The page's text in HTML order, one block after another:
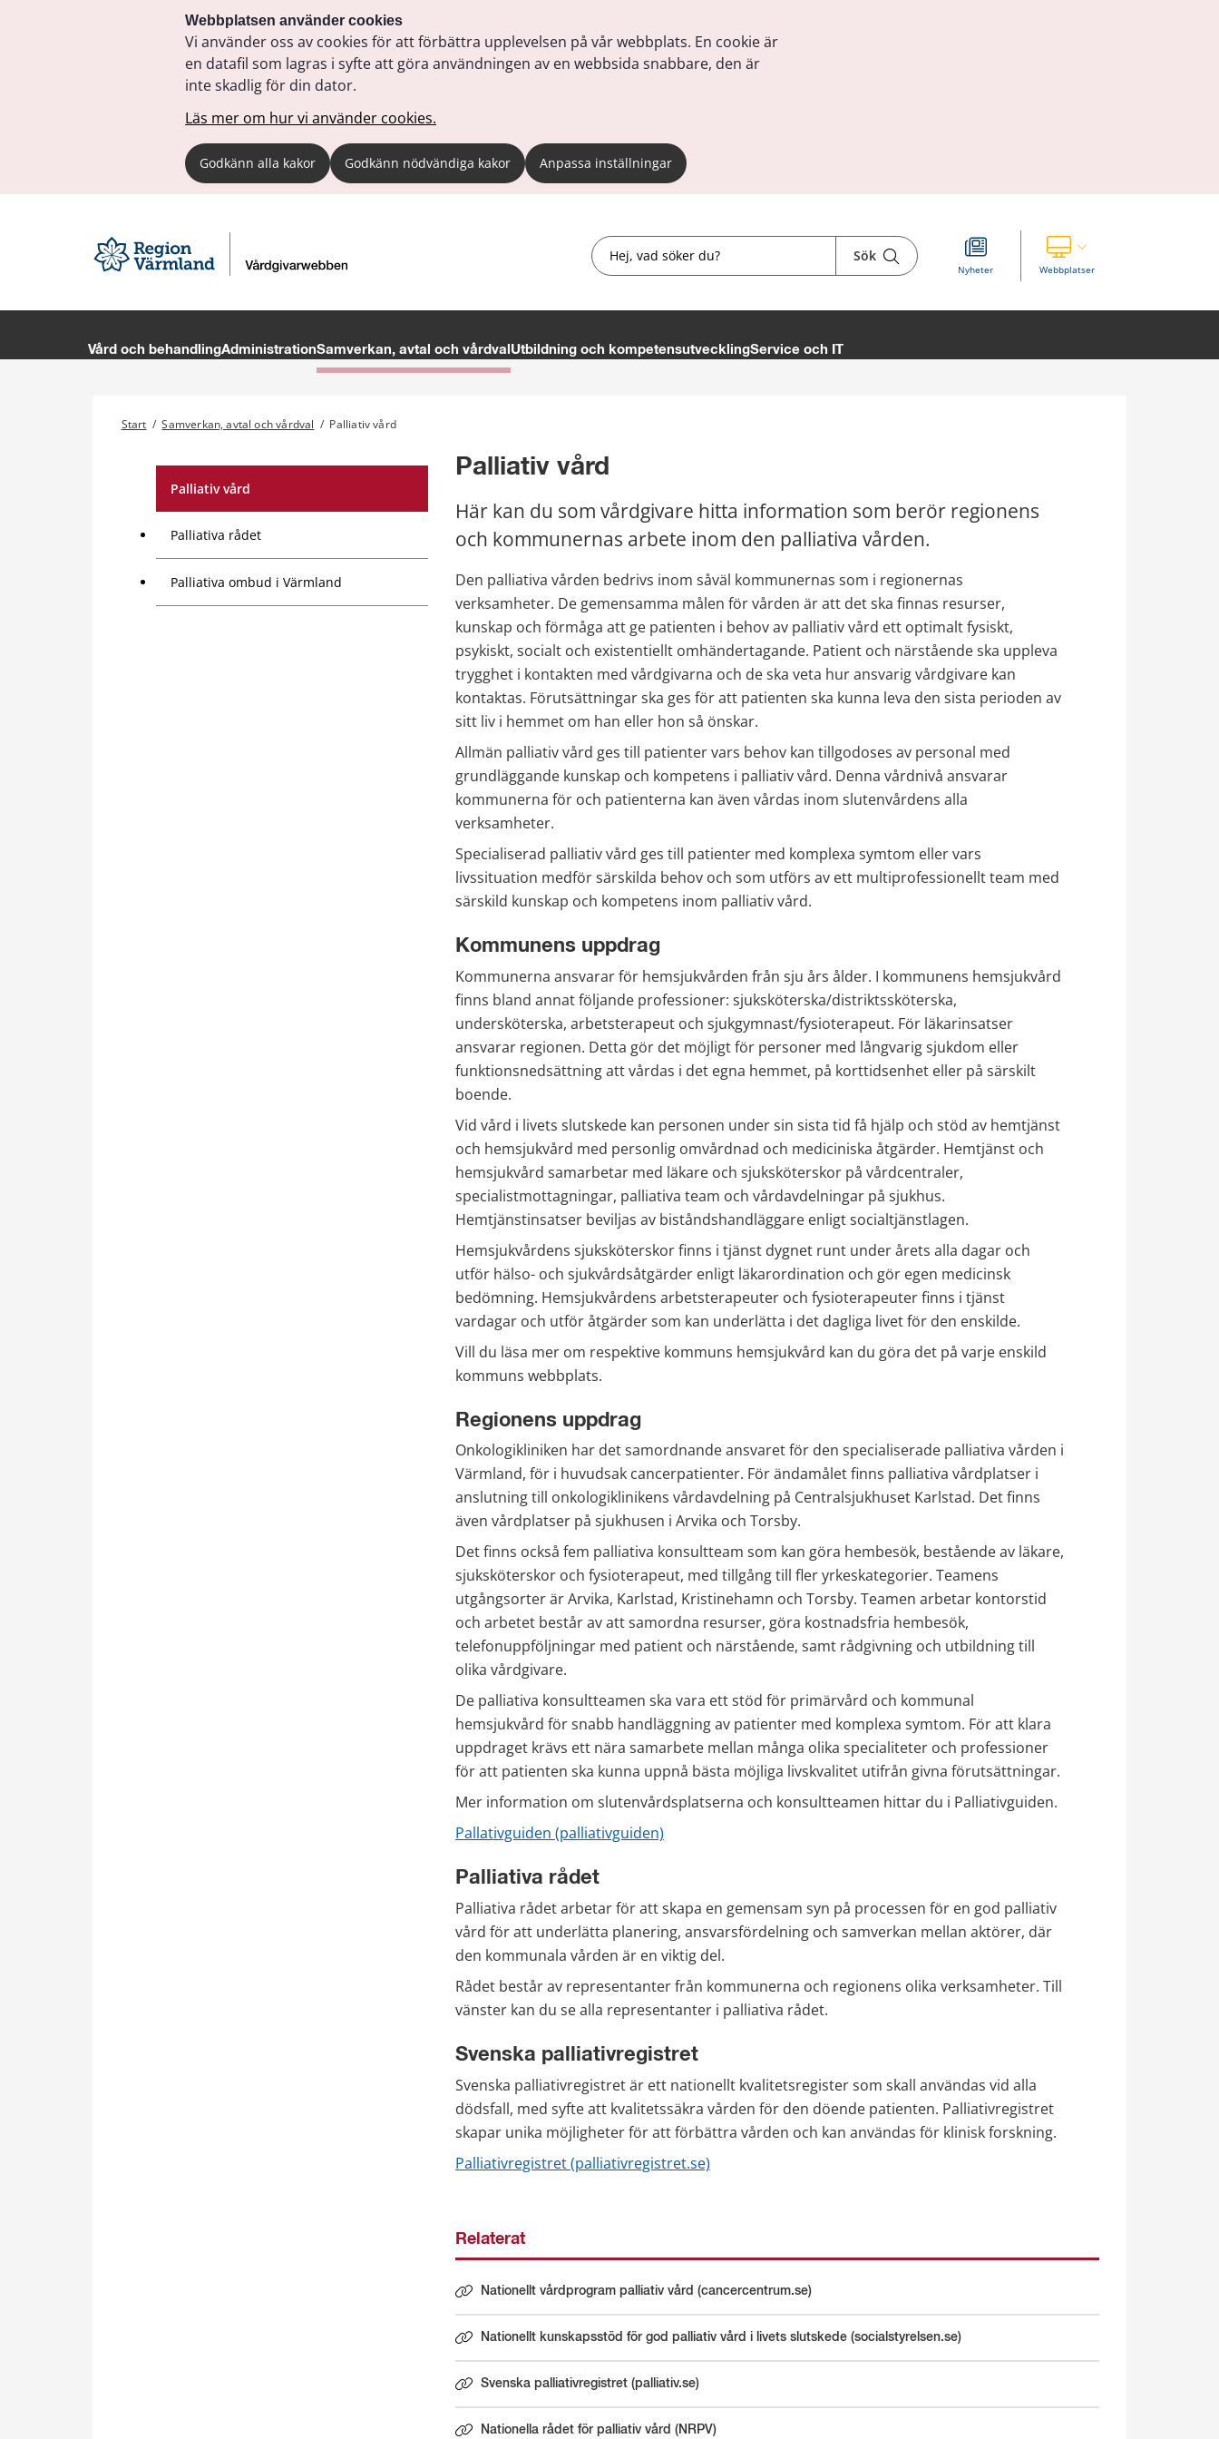
Webbplatsen använder cookies
Vi använder oss av cookies för att förbättra upplevelsen på vår webbplats. En cookie är
en datafil som lagras i syfte att göra användningen av en webbsida snabbare, den är
inte skadlig för din dator.
Läs mer om hur vi använder cookies.
Godkänn alla kakor Godkänn nödvändiga kakor Anpassa inställningar
Sök Sök
Nyheter WebbplatserVisa våra andra webbplatser
Vård och behandlingAdministrationSamverkan, avtal och vårdval Utbildning och kompetensutvecklingService och IT
Start / Samverkan, avtal och vårdval / Palliativ vård
Palliativ vård
Palliativa rådet
Palliativa ombud i Värmland
Palliativ vård
Här kan du som vårdgivare hitta information som berör regionens
och kommunernas arbete inom den palliativa vården.
Den palliativa vården bedrivs inom såväl kommunernas som i regionernas
verksamheter. De gemensamma målen för vården är att det ska finnas resurser,
kunskap och förmåga att ge patienten i behov av palliativ vård ett optimalt fysiskt,
psykiskt, socialt och existentiellt omhändertagande. Patient och närstående ska uppleva
trygghet i kontakten med vårdgivarna och de ska veta hur ansvarig vårdgivare kan
kontaktas. Förutsättningar ska ges för att patienten ska kunna leva den sista perioden av
sitt liv i hemmet om han eller hon så önskar.
Allmän palliativ vård ges till patienter vars behov kan tillgodoses av personal med
grundläggande kunskap och kompetens i palliativ vård. Denna vårdnivå ansvarar
kommunerna för och patienterna kan även vårdas inom slutenvårdens alla
verksamheter.
Specialiserad palliativ vård ges till patienter med komplexa symtom eller vars
livssituation medför särskilda behov och som utförs av ett multiprofessionellt team med
särskild kunskap och kompetens inom palliativ vård.
Kommunens uppdrag
Kommunerna ansvarar för hemsjukvården från sju års ålder. I kommunens hemsjukvård
finns bland annat följande professioner: sjuksköterska/distriktssköterska,
undersköterska, arbetsterapeut och sjukgymnast/fysioterapeut. För läkarinsatser
ansvarar regionen. Detta gör det möjligt för personer med långvarig sjukdom eller
funktionsnedsättning att vårdas i det egna hemmet, på korttidsenhet eller på särskilt
boende.
Vid vård i livets slutskede kan personen under sin sista tid få hjälp och stöd av hemtjänst
och hemsjukvård med personlig omvårdnad och mediciniska åtgärder. Hemtjänst och
hemsjukvård samarbetar med läkare och sjuksköterskor på vårdcentraler,
specialistmottagningar, palliativa team och vårdavdelningar på sjukhus.
Hemtjänstinsatser beviljas av biståndshandläggare enligt socialtjänstlagen.
Hemsjukvårdens sjuksköterskor finns i tjänst dygnet runt under årets alla dagar och
utför hälso- och sjukvårdsåtgärder enligt läkarordination och gör egen medicinsk
bedömning. Hemsjukvårdens arbetsterapeuter och fysioterapeuter finns i tjänst
vardagar och utför åtgärder som kan underlätta i det dagliga livet för den enskilde.
Vill du läsa mer om respektive kommuns hemsjukvård kan du göra det på varje enskild
kommuns webbplats.
Regionens uppdrag
Onkologikliniken har det samordnande ansvaret för den specialiserade palliativa vården i
Värmland, för i huvudsak cancerpatienter. För ändamålet finns palliativa vårdplatser i
anslutning till onkologiklinikens vårdavdelning på Centralsjukhuset Karlstad. Det finns
även vårdplatser på sjukhusen i Arvika och Torsby.
Det finns också fem palliativa konsultteam som kan göra hembesök, bestående av läkare,
sjuksköterskor och fysioterapeut, med tillgång till fler yrkeskategorier. Teamens
utgångsorter är Arvika, Karlstad, Kristinehamn och Torsby. Teamen arbetar kontorstid
och arbetet består av att samordna resurser, göra kostnadsfria hembesök,
telefonuppföljningar med patient och närstående, samt rådgivning och utbildning till
olika vårdgivare.
De palliativa konsultteamen ska vara ett stöd för primärvård och kommunal
hemsjukvård för snabb handläggning av patienter med komplexa symtom. För att klara
uppdraget krävs ett nära samarbete mellan många olika specialiteter och professioner
för att patienten ska kunna uppnå bästa möjliga livskvalitet utifrån givna förutsättningar.
Mer information om slutenvårdsplatserna och konsultteamen hittar du i Palliativguiden.
Pallativguiden (palliativguiden)
Palliativa rådet
Palliativa rådet arbetar för att skapa en gemensam syn på processen för en god palliativ
vård för att underlätta planering, ansvarsfördelning och samverkan mellan aktörer, där
den kommunala vården är en viktig del.
Rådet består av representanter från kommunerna och regionens olika verksamheter. Till
vänster kan du se alla representanter i palliativa rådet.
Svenska palliativregistret
Svenska palliativregistret är ett nationellt kvalitetsregister som skall användas vid alla
dödsfall, med syfte att kvalitetssäkra vården för den döende patienten. Palliativregistret
skapar unika möjligheter för att förbättra vården och kan användas för klinisk forskning.
Palliativregistret (palliativregistret.se)
Relaterat
Nationellt vårdprogram palliativ vård (cancercentrum.se)
Länk till annan webbplats.
Nationellt kunskapsstöd för god palliativ vård i livets slutskede (socialstyrelsen.se)
Länk till annan webbplats.
Svenska palliativregistret (palliativ.se)
Länk till annan webbplats.
Nationella rådet för palliativ vård (NRPV)
Länk till annan webbplats.